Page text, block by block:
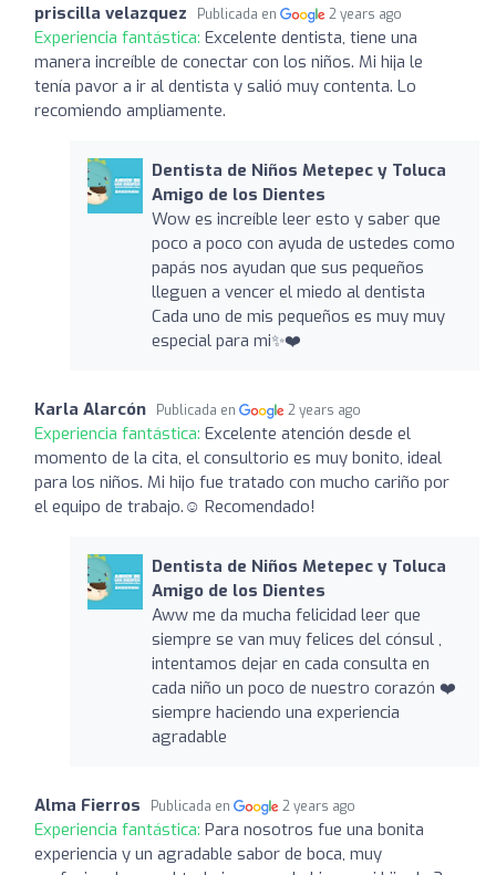
priscilla velazquez Publicada en 2 years ago
Experiencia fantástica: Excelente dentista, tiene una
manera increíble de conectar con los niños. Mi hija le
tenía pavor a ir al dentista y salió muy contenta. Lo
recomiendo ampliamente.
Dentista de Niños Metepec y Toluca
Amigo de los Dientes
Wow es increíble leer esto y saber que
poco a poco con ayuda de ustedes como
papás nos ayudan que sus pequeños
lleguen a vencer el miedo al dentista
Cada uno de mis pequeños es muy muy
especial para mi✨❤️
Karla Alarcón Publicada en 2 years ago
Experiencia fantástica: Excelente atención desde el
momento de la cita, el consultorio es muy bonito, ideal
para los niños. Mi hijo fue tratado con mucho cariño por
el equipo de trabajo.☺️ Recomendado!
Dentista de Niños Metepec y Toluca
Amigo de los Dientes
Aww me da mucha felicidad leer que
siempre se van muy felices del cónsul ,
intentamos dejar en cada consulta en
cada niño un poco de nuestro corazón ❤️
siempre haciendo una experiencia
agradable
Alma Fierros Publicada en 2 years ago
Experiencia fantástica: Para nosotros fue una bonita
experiencia y un agradable sabor de boca, muy